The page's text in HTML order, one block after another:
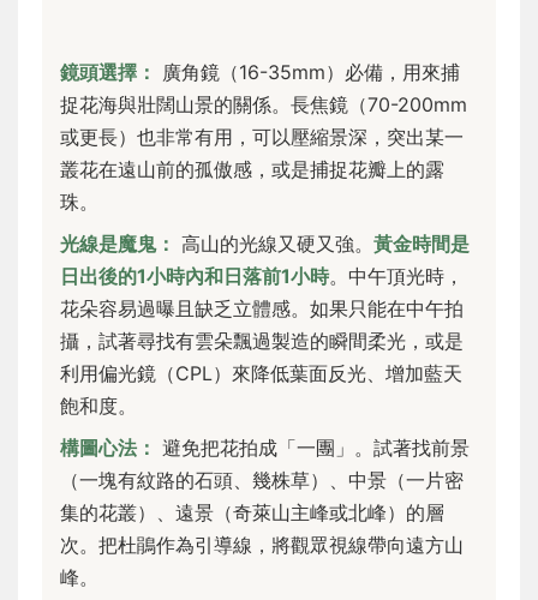
鏡頭選擇：
廣角鏡（16-35mm）必備，用來捕
捉花海與壯闊山景的關係。長焦鏡（70-200mm
或更長）也非常有用，可以壓縮景深，突出某一
叢花在遠山前的孤傲感，或是捕捉花瓣上的露
珠。
光線是魔鬼： 高山的光線又硬又強。 黃金時間是
日出後的1小時內和日落前1小時。中午頂光時，
花朵容易過曝且缺乏立體感。如果只能在中午拍
攝，試著尋找有雲朵飄過製造的瞬間柔光，或是
利用偏光鏡（CPL）來降低葉面反光、增加藍天
飽和度。
構圖心法： 避免把花拍成「一團」。試著找前景
（一塊有紋路的石頭、幾株草）、中景（一片密
集的花叢）、遠景（奇萊山主峰或北峰）的層
次。把杜鵑作為引導線，將觀眾視線帶向遠方山
峰。